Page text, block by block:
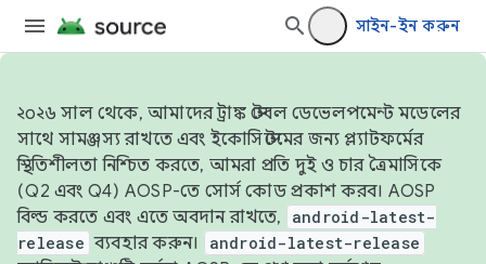
সাইন-ইন করুন
২০২৬ সাল থেকে, আমাদের ট্রাঙ্ক স্টেবল ডেভেলপমেন্ট মডেলের
সাথে সামঞ্জস্য রাখতে এবং ইকোসিস্টেমের জন্য প্ল্যাটফর্মের
স্থিতিশীলতা নিশ্চিত করতে, আমরা প্রতি দুই ও চার ত্রৈমাসিকে
(Q2 এবং Q4) AOSP-তে সোর্স কোড প্রকাশ করব। AOSP
বিল্ড করতে এবং এতে অবদান রাখতে,
android-latest-
release ব্যবহার করুন। android-latest-release